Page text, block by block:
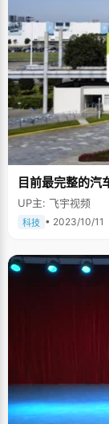
目前最完整的汽
UP主: 飞宇视频
科技 • 2023/10/11